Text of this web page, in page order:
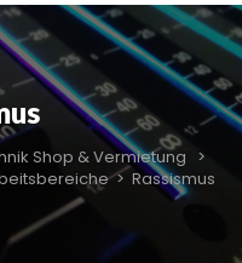
Shop & Vermietung >
> Rassismus